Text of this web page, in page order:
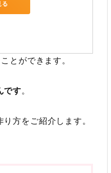
る
とができます。
です。
方をご紹介します。